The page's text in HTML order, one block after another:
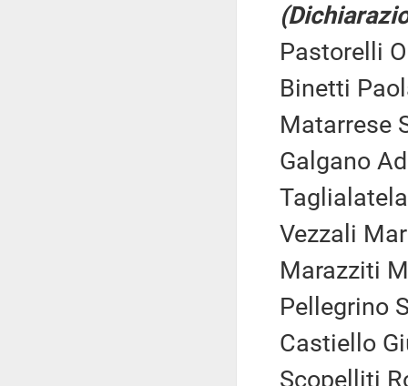
Pastorelli
Binetti
Matarrese
Galgano
Vezzali
Marazziti
Pellegrino
Castiello
Scopelliti